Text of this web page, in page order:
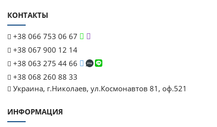
КОНТАКТЫ
+38 066 753 06 67
+38 067 900 12 14
+38 063 275 44 66
+38 068 260 88 33
Украина, г.Николаев, ул.Космонавтов 81, оф.521
ИНФОРМАЦИЯ